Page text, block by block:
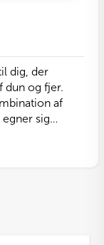
dig, der
dun og fjer.
af
sig
lidt ekstra